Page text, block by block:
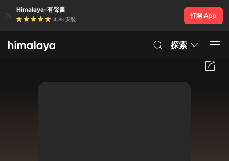
Himalaya-有聲書
4.8k 安裝
打開 App
探索